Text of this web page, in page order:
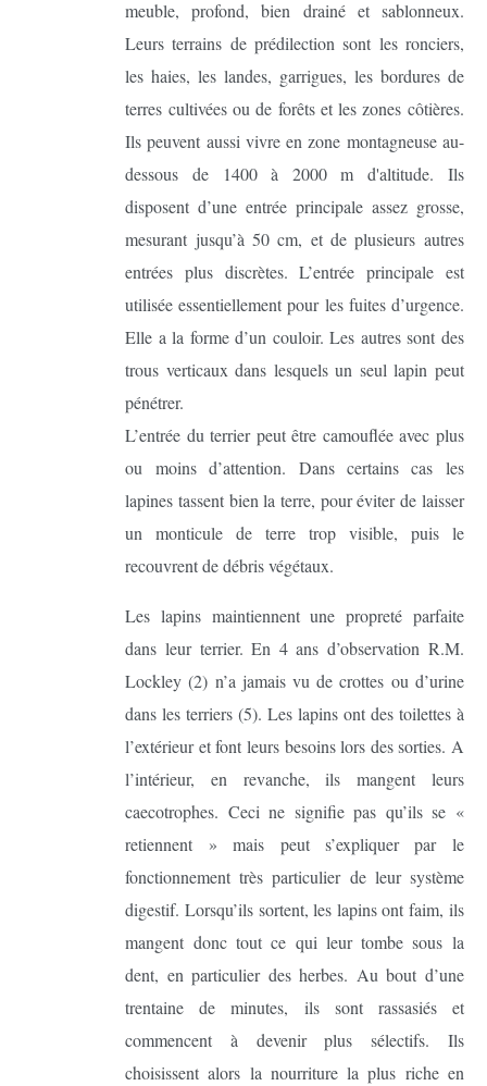
meuble, profond, bien drainé et sablonneux.
Leurs terrains de prédilection sont les ronciers,
les haies, les landes, garrigues, les bordures de
terres cultivées ou de forêts et les zones côtières.
Ils peuvent aussi vivre en zone montagneuse au-
dessous de 1400 à 2000 m d'altitude. Ils
disposent d’une entrée principale assez grosse,
mesurant jusqu’à 50 cm, et de plusieurs autres
entrées plus discrètes. L’entrée principale est
utilisée essentiellement pour les fuites d’urgence.
Elle a la forme d’un couloir. Les autres sont des
trous verticaux dans lesquels un seul lapin peut
pénétrer.
L’entrée du terrier peut être camouflée avec plus
ou moins d’attention. Dans certains cas les
lapines tassent bien la terre, pour éviter de laisser
un monticule de terre trop visible, puis le
recouvrent de débris végétaux.
Les lapins maintiennent une propreté parfaite
dans leur terrier. En 4 ans d’observation R.M.
Lockley (2) n’a jamais vu de crottes ou d’urine
dans les terriers (5). Les lapins ont des toilettes à
l’extérieur et font leurs besoins lors des sorties. A
l’intérieur, en revanche, ils mangent leurs
caecotrophes. Ceci ne signifie pas qu’ils se «
retiennent » mais peut s’expliquer par le
fonctionnement très particulier de leur système
digestif. Lorsqu’ils sortent, les lapins ont faim, ils
mangent donc tout ce qui leur tombe sous la
dent, en particulier des herbes. Au bout d’une
trentaine de minutes, ils sont rassasiés et
commencent à devenir plus sélectifs. Ils
choisissent alors la nourriture la plus riche en